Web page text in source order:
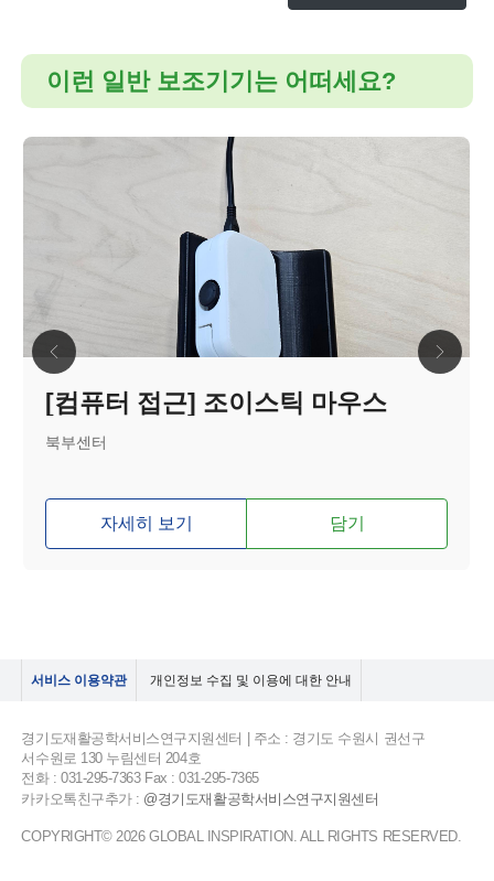
이런 일반 보조기기는 어떠세요?
[컴퓨터 접근] 조이스틱 마우스
북부센터
자세히 보기 담기
서비스 이용약관 개인정보 수집 및 이용에 대한 안내
경기도재활공학서비스연구지원센터 | 주소 : 경기도 수원시 권선구
서수원로 130 누림센터 204호
전화 : 031-295-7363 Fax : 031-295-7365
카카오톡친구추가 : @경기도재활공학서비스연구지원센터
COPYRIGHT© 2026 GLOBAL INSPIRATION. ALL RIGHTS RESERVED.